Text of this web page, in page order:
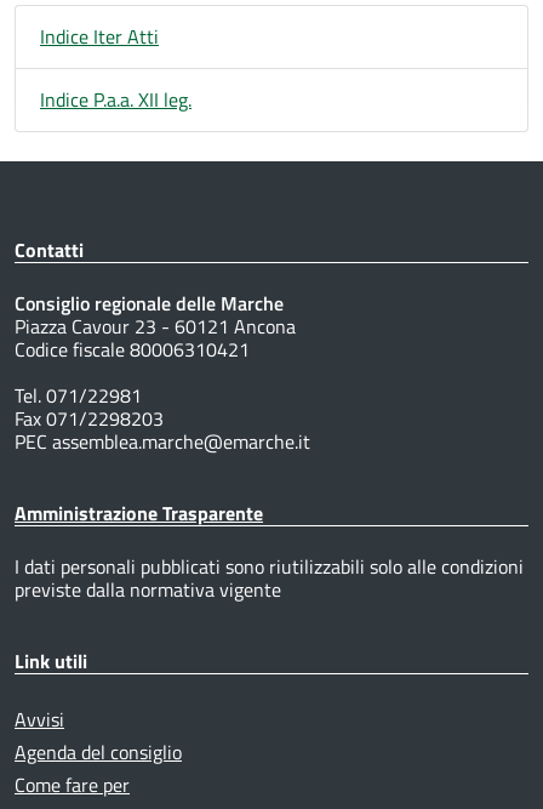
Indice Iter Atti
Indice P.a.a. XII leg.
Contatti
Consiglio regionale delle Marche
Piazza Cavour 23 - 60121 Ancona
Codice fiscale 80006310421
Tel. 071/22981
Fax 071/2298203
PEC assemblea.marche@emarche.it
Amministrazione Trasparente
I dati personali pubblicati sono riutilizzabili solo alle condizioni
previste dalla normativa vigente
Link utili
Avvisi
Agenda del consiglio
Come fare per